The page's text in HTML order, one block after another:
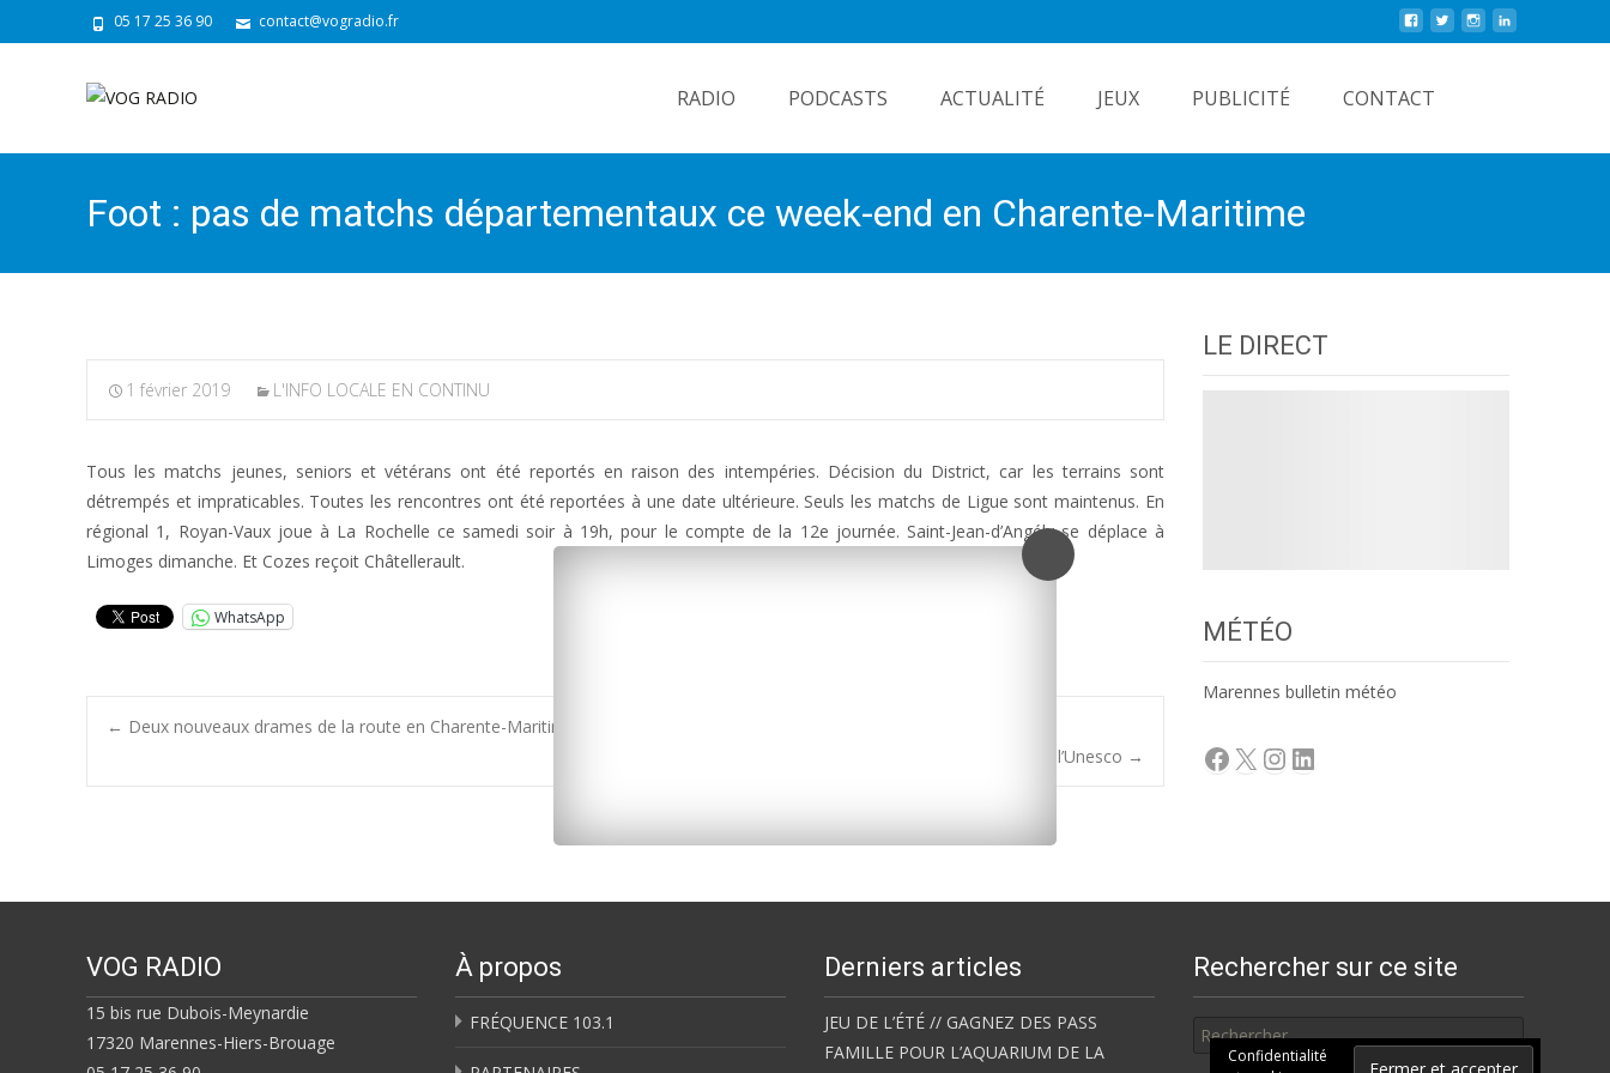
05 17 25 36 90 contact@vogradio.fr
RADIO PODCASTS ACTUALITÉ JEUX PUBLICITÉ CONTACT
Foot : pas de matchs départementaux ce week-end en Charente-Maritime
1 février 2019 L'INFO LOCALE EN CONTINU
Tous les matchs jeunes, seniors et vétérans ont été reportés en raison des intempéries. Décision du District, car les terrains sont
détrempés et impraticables. Toutes les rencontres ont été reportées à une date ultérieure. Seuls les matchs de Ligue sont maintenus. En
régional 1, Royan-Vaux joue à La Rochelle ce samedi soir à 19h, pour le compte de la 12e journée. Saint-Jean-d’Angély se déplace à
Limoges dimanche. Et Cozes reçoit Châtellerault.
WhatsApp
Post
← Deux nouveaux drames de la route en Charente-Maritime, trois morts et deux blessés
La Phare de Cordouan retenu pour être candidat à l’Unesco →
LE DIRECT
MÉTÉO
Marennes bulletin météo
Facebook
X Instagram
LinkedIn
VOG RADIO
15 bis rue Dubois-Meynardie
17320 Marennes-Hiers-Brouage
À propos
FRÉQUENCE 103.1
Derniers articles
JEU DE L’ÉTÉ // GAGNEZ DES PASS
FAMILLE POUR L’AQUARIUM DE LA
Rechercher sur ce site
Confidentialité